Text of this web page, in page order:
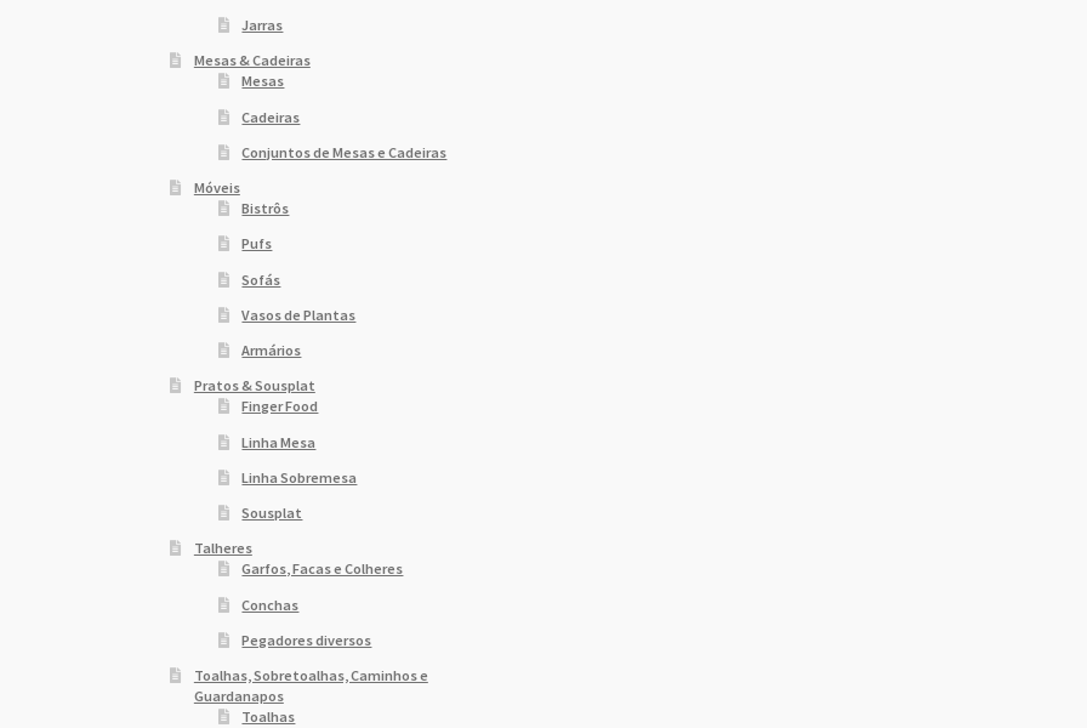
Jarras
Mesas & Cadeiras
Mesas
Cadeiras
Conjuntos de Mesas e Cadeiras
Móveis
Bistrôs
Pufs
Sofás
Vasos de Plantas
Armários
Pratos & Sousplat
Finger Food
Linha Mesa
Linha Sobremesa
Sousplat
Talheres
Garfos, Facas e Colheres
Conchas
Pegadores diversos
Toalhas, Sobretoalhas, Caminhos e
Guardanapos
Toalhas